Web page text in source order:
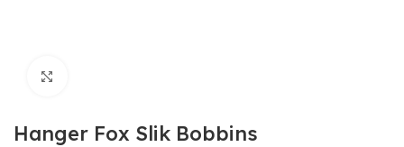
Hanger Fox Slik Bobbins